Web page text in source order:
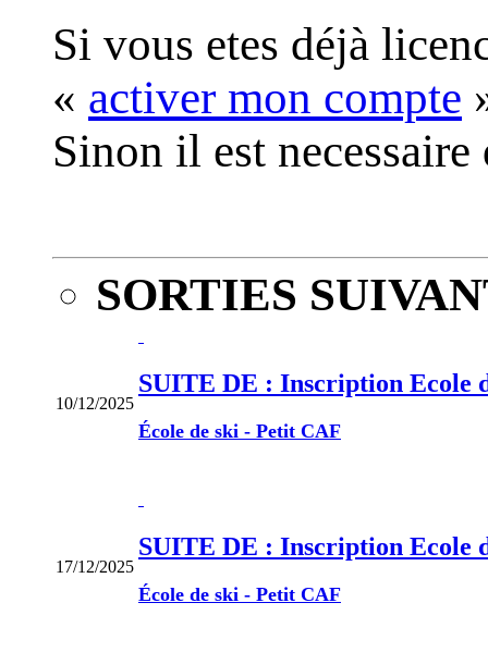
Si vous etes déjà
« activer mon compte
Sinon il est
SORTIES
10/12/2025
SUITE DE : Inscription Ecole
École de ski - Petit CAF
17/12/2025
SUITE DE : Inscription Ecole
École de ski - Petit CAF